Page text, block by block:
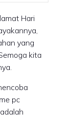
Hari
yang
kita
pc